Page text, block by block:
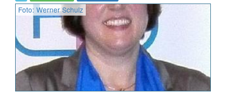
Foto: Werner Schulz